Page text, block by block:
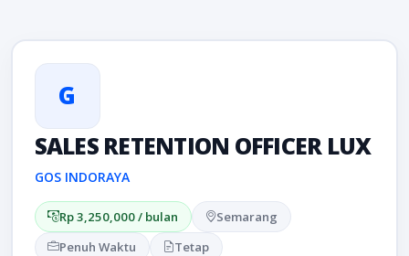
G
SALES RETENTION OFFICER LUX
GOS INDORAYA
Rp 3,250,000 / bulan
Semarang
Penuh Waktu
Tetap